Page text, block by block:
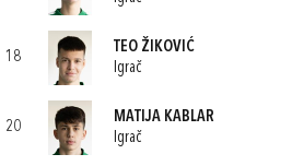
18
TEO ŽIKOVIĆ
Igrač
20
MATIJA KABLAR
Igrač